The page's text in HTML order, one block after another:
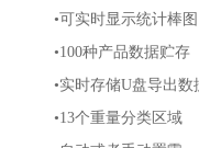
•可实时显示统计棒图
•100种产品数据贮存
•实时存储U盘导出数
•13个重量分类区域